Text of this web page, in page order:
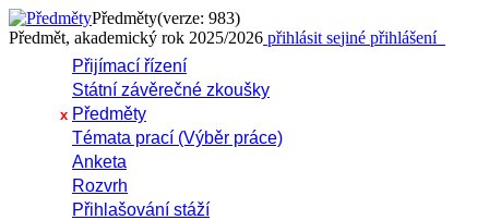
Předměty(verze: 983)
Předmět, akademický rok 2025/2026 přihlásit sejiné přihlášení
Přijímací řízení
Státní závěrečné zkoušky
x Předměty
Témata prací (Výběr práce)
Anketa
Rozvrh
Přihlašování stáží